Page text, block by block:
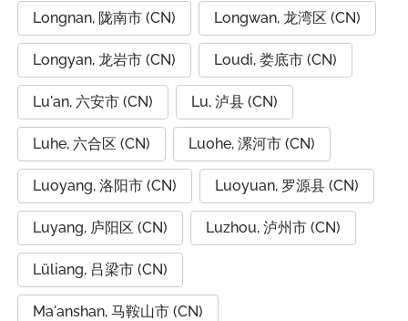
Longnan, 陇南市 (CN) Longwan, 龙湾区 (CN)
Longyan, 龙岩市 (CN) Loudi, 娄底市 (CN)
Lu'an, 六安市 (CN) Lu, 泸县 (CN)
Luhe, 六合区 (CN) Luohe, 漯河市 (CN)
Luoyang, 洛阳市 (CN) Luoyuan, 罗源县 (CN)
Luyang, 庐阳区 (CN) Luzhou, 泸州市 (CN)
Lüliang, 吕梁市 (CN)
Ma'anshan, 马鞍山市 (CN)